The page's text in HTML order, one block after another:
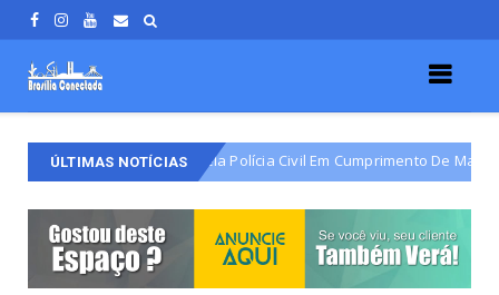
ÚLTIMAS NOTÍCIAS
É Detido Pela Polícia Civil Em Cumprimento De Mandado De Prisão